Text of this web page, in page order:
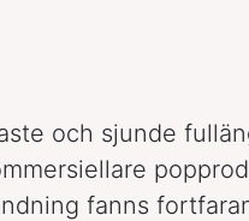
och sjunde
fanns